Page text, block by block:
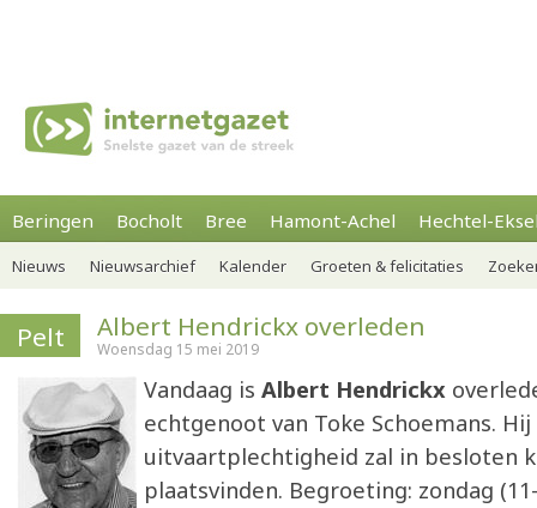
Beringen Bocholt Bree Hamont-Achel Hechtel-
Nieuws Nieuwsarchief Kalender Groeten & felicitaties
Pelt Albert Hendrickx overleden
Woensdag 15 mei 2019
Vandaag is Albert Hendrickx
echtgenoot van Toke Schoemans. Hij
uitvaartplechtigheid zal in besloten
plaatsvinden. Begroeting: zondag